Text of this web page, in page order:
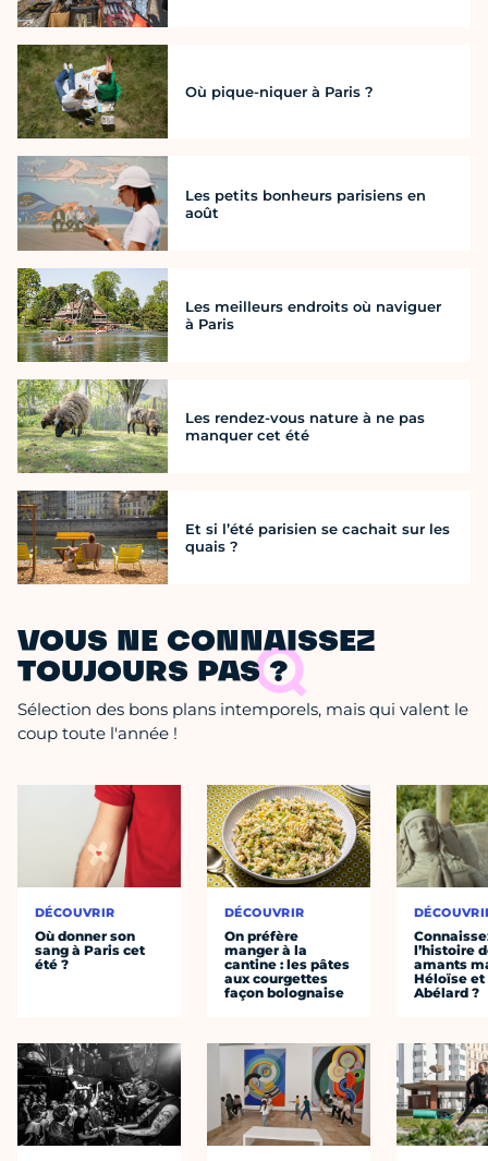
Où pique-niquer à Paris ?
Les petits bonheurs parisiens en
août
Les meilleurs endroits où naviguer
à Paris
Les rendez-vous nature à ne pas
manquer cet été
Et si l’été parisien se cachait sur les
quais ?
VOUS NE CONNAISSEZ
TOUJOURS PAS ?
Sélection des bons plans intemporels, mais qui valent le
coup toute l'année !
DÉCOUVRIR
Où donner son
sang à Paris cet
été ?
DÉCOUVRIR
On préfère
manger à la
cantine : les pâtes
aux courgettes
façon bolognaise
l’histoire
amants
Héloïse et
Abélard ?